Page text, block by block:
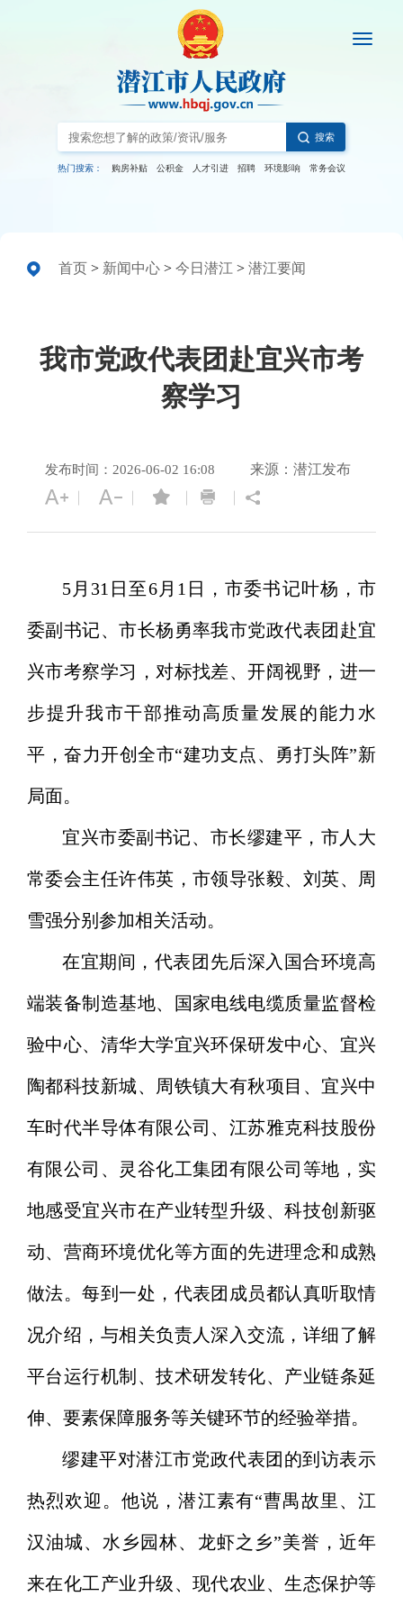
搜索
热门搜索： 购房补贴 公积金 人才引进 招聘 环境影响 常务会议
首页 > 新闻中心 > 今日潜江 > 潜江要闻
我市党政代表团赴宜兴市考
察学习
发布时间：2026-06-02 16:08 来源：潜江发布
5月31日至6月1日，市委书记叶杨，市
委副书记、市长杨勇率我市党政代表团赴宜
兴市考察学习，对标找差、开阔视野，进一
步提升我市干部推动高质量发展的能力水
平，奋力开创全市“建功支点、勇打头阵”新
局面。
宜兴市委副书记、市长缪建平，市人大
常委会主任许伟英，市领导张毅、刘英、周
雪强分别参加相关活动。
在宜期间，代表团先后深入国合环境高
端装备制造基地、国家电线电缆质量监督检
验中心、清华大学宜兴环保研发中心、宜兴
陶都科技新城、周铁镇大有秋项目、宜兴中
车时代半导体有限公司、 江苏雅克科技股份
有限公司 、灵谷化工集团有限公司等地，实
地感受宜兴市在产业转型升级、科技创新驱
动、营商环境优化等方面的先进理念和成熟
做法。每到一处，代表团成员都认真听取情
况介绍，与相关负责人深入交流，详细了解
平台运行机制、技术研发转化、产业链条延
伸、要素保障服务等关键环节的经验举措。
缪建平对潜江市党政代表团的到访表示
热烈欢迎。他说，潜江素有“曹禺故里、江
汉油城、水乡园林、龙虾之乡”美誉，近年
来在化工产业升级、现代农业、生态保护等